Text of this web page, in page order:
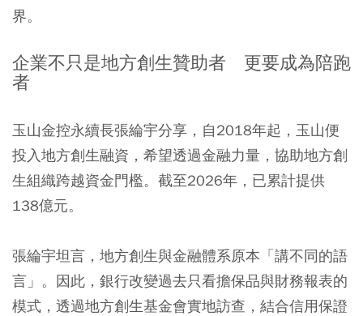
界。
企業不只是地方創生贊助者 更要成為陪跑
者
玉山金控永續長張綸宇分享，自2018年起，玉山便
投入地方創生融資，希望透過金融力量，協助地方創
生組織跨越資金門檻。截至2026年，已累計提供
138億元。
張綸宇坦言，地方創生與金融體系原本「講不同的語
言」。因此，銀行改變過去只看擔保品與財務報表的
模式，透過地方創生基金會實地訪查，結合信用保證